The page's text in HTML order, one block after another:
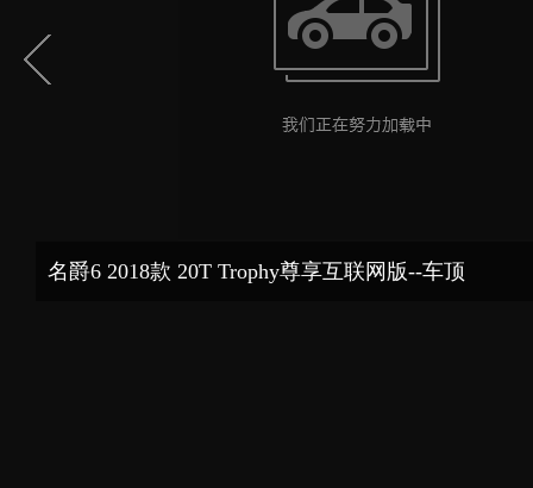
名爵6 2018款 20T Trophy尊享互联网版--车顶